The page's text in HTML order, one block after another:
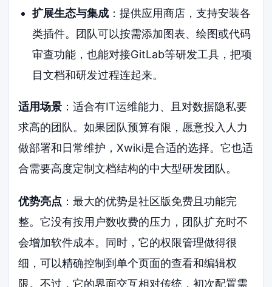
扩展生态与集成：提供应用商店，支持安装各
类插件。团队可以按需添加图表、绘图或代码
审查功能，也能对接GitLab等研发工具，把项
目文档和研发过程连起来。
适用场景 ：适合有IT运维能力、且对数据隐私要
求高的团队。如果团队预算有限，愿意投入人力
做部署和日常维护，Xwiki是合适的选择。它也适
合需要高度定制文档结构的中大型研发团队。
优势亮点 ：最大的优势是社区版免费且功能完
整。它没有按用户数收费的压力，团队扩充时不
会增加软件成本。同时，它的权限管理做得很
细，可以精确控制到单个页面的查看和编辑权
限。不过，它的界面交互相对传统，初次配置需